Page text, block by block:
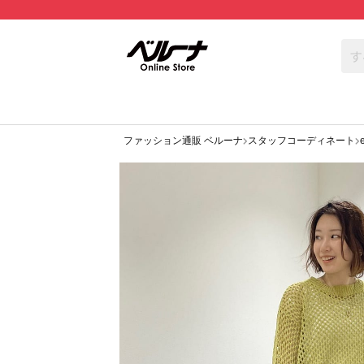
ファッション通販 ベルーナ スタッフコーディネート